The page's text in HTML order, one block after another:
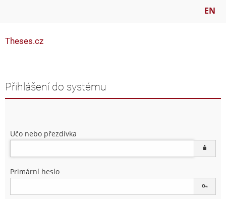
EN
Theses.cz
Přihlášení do systému
Učo nebo přezdívka
Primární heslo